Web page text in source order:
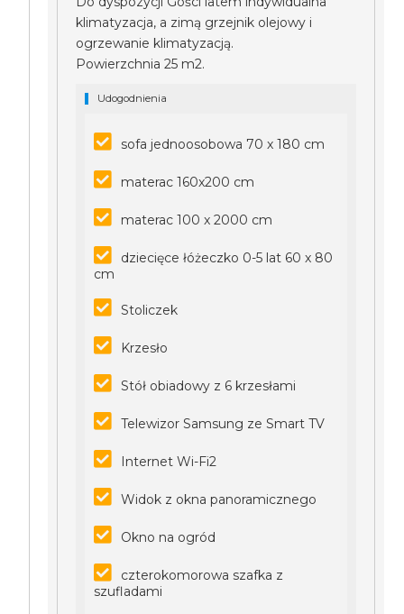
klimatyzacja, a zimą grzejnik olejowy i
ogrzewanie klimatyzacją.
Powierzchnia 25 m2.
Udogodnienia
sofa jednoosobowa 70 x 180 cm
materac 160x200 cm
materac 100 x 2000 cm
dziecięce łóżeczko 0-5 lat 60 x 80
cm
Stoliczek
Krzesło
Stół obiadowy z 6 krzesłami
Telewizor Samsung ze Smart TV
Internet Wi-Fi2
Widok z okna panoramicznego
Okno na ogród
czterokomorowa szafka z
szufladami